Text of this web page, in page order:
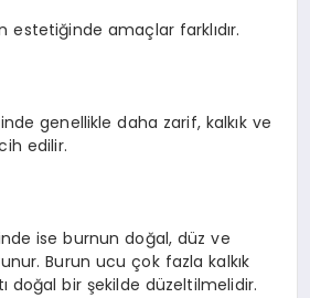
estetiğinde amaçlar farklıdır.
genellikle daha zarif, kalkık ve
edilir.
ise burnun doğal, düz ve
Burun ucu çok fazla kalkık
doğal bir şekilde düzeltilmelidir.